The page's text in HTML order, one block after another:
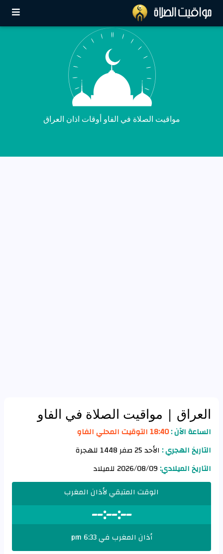
مواقيت الصلاة في الفاو أوقات اذان العراق
العراق | مواقيت الصلاة في الفاو
الساعة الآن :18:40 التوقيت المحلي الفاو
التاريخ الهجري : الأحد 25 صفر 1448 للهجرة
التاريخ الميلادي:
الوقت المتبقي لأذان المغرب
--:--:--
أذان المغرب في 6:33 pm